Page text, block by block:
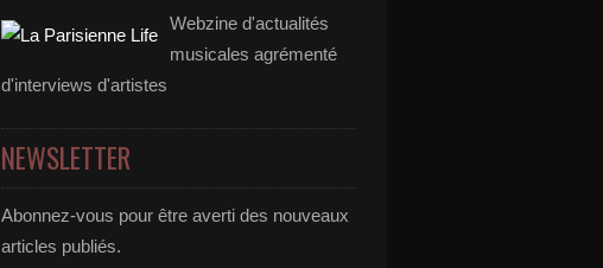
Webzine d'actualités
musicales agrémenté
d'interviews d'artistes
NEWSLETTER
Abonnez-vous pour être averti des nouveaux
articles publiés.